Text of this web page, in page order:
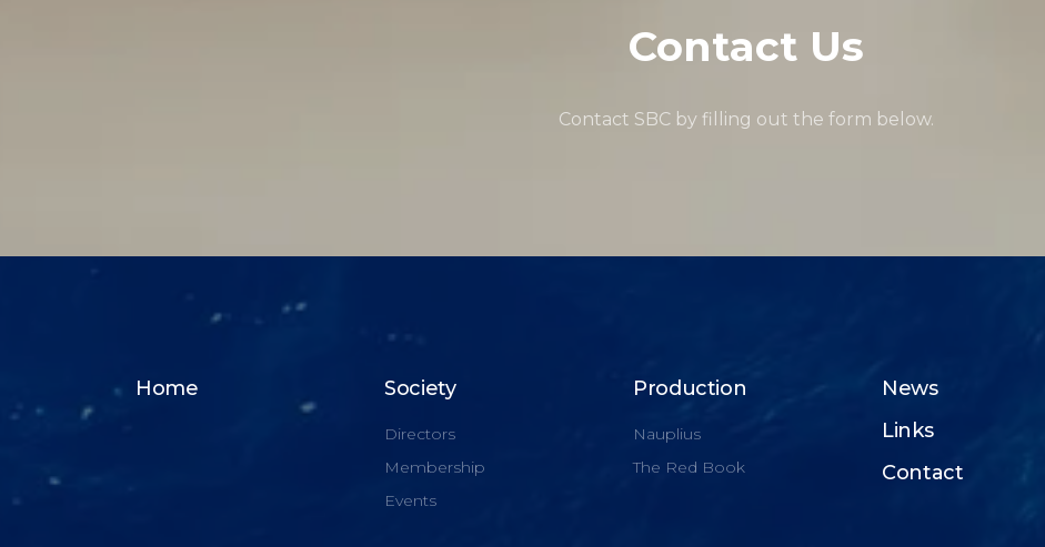
Contact Us
Contact SBC by filling out the form below.
Home Society
Directors
Membership
Events
Production
Nauplius
The Red Book
News
Links
Contact